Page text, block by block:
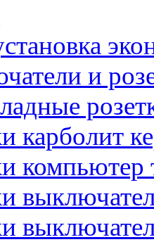
и
карболит
компьютер